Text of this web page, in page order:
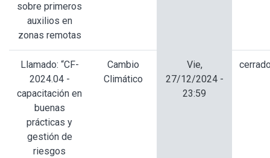
sobre primeros
auxilios en
zonas remotas
Llamado: “CF-
2024.04 -
capacitación en
buenas
prácticas y
gestión de
riesgos
Cambio
Climático
Vie,
27/12/2024 -
23:59